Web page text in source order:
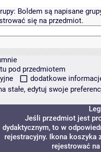
Boldem są napisane
się na przedmiot.
pod przedmiotem
dodatkowe
stałe, edytuj swoje
Jeśli przedmiot jest
dydaktycznym, to w
rejestracyjny. Ikona koszyka
rejestrować